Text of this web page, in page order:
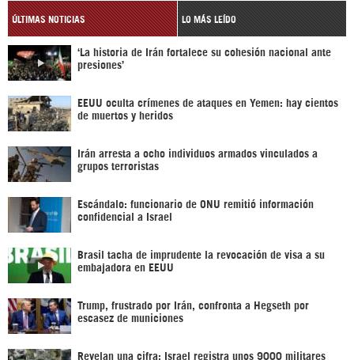
ÚLTIMAS NOTICIAS LO MÁS LEÍDO
‘La historia de Irán fortalece su cohesión nacional ante
presiones’
EEUU oculta crímenes de ataques en Yemen: hay cientos
de muertos y heridos
Irán arresta a ocho individuos armados vinculados a
grupos terroristas
Escándalo: funcionario de ONU remitió información
confidencial a Israel
Brasil tacha de imprudente la revocación de visa a su
embajadora en EEUU
Trump, frustrado por Irán, confronta a Hegseth por
escasez de municiones
Revelan una cifra: Israel registra unos 9000 militares